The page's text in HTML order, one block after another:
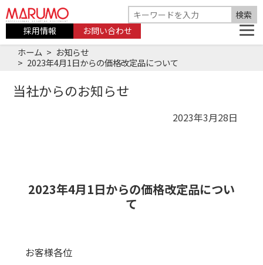
採用情報 お問い合わせ
ホーム
お知らせ
2023年4月1日からの価格改定品について
当社からのお知らせ
2023年3月28日
2023年4月1日からの価格改定品につい
て
お客様各位